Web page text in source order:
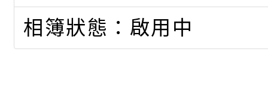
相簿狀態：啟用中